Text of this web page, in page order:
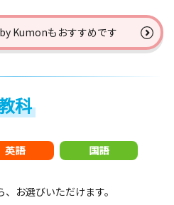
Kumonもおすすめです
科
英語 国語
お選びいただけます。